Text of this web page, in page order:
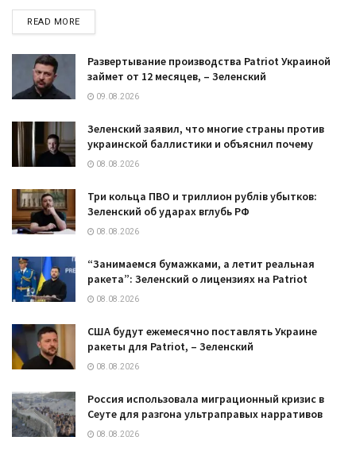
READ MOREDETAILS
Развертывание производства Patriot Украиной
займет от 12 месяцев, – Зеленский
09.08.2026
Зеленский заявил, что многие страны против
украинской баллистики и объяснил почему
08.08.2026
Три кольца ПВО и триллион рублів убытков:
Зеленский об ударах вглубь РФ
08.08.2026
“Занимаемся бумажками, а летит реальная
ракета”: Зеленский о лицензиях на Patriot
08.08.2026
США будут ежемесячно поставлять Украине
ракеты для Patriot, – Зеленский
08.08.2026
Россия использовала миграционный кризис в
Сеуте для разгона ультраправых нарративов
08.08.2026